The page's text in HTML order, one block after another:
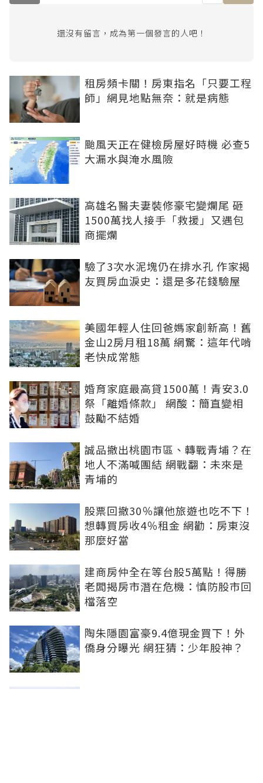
還沒有留言，成為第一個發言的人吧！
租房頻卡關！房東指名「只要工程
師」網見地點無奈：就是病態
颱風天正在健檢房屋好時機 必查5
大漏水與淹水風險
高雄名醫夫妻裝修豪宅變爛尾 砸
1500萬找人接手「救援」又遇包
商擺爛
驗了3次水泥塊仍在排水孔 作家揭
友買房血淚史：還是多花錢驗屋
美國年輕人住回爸媽家創新高！舊
金山2房月租18萬 網驚：這年代啃
老快成常態
婚育家庭最高貸1500萬！青安3.0
祭「離婚條款」 網酸：簡直變相
鼓勵不結婚
誠品撤出桃園市區、轉戰青埔？在
地人不滿喊團結 網戰翻：未來是
青埔的
股票回撤30％讓他旅遊也吃不下！
想轉買房收4％租金 網勸：房東沒
那麼好當
建商房仲全在等台股5萬點！得勝
老闆揭房市潛在危機：慎防股市回
檔落空
陶朱隱園富豪9.4億現金買下！外
僑身分曝光 網狂猜：少年股神？